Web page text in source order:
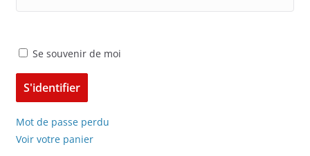
Se souvenir de moi
Mot de passe perdu
Voir votre panier